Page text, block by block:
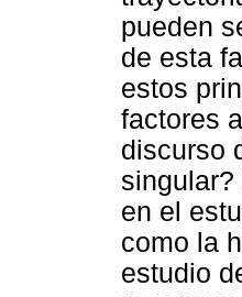
pueden
de esta
estos
factores
discurso
en el
como la
estudio